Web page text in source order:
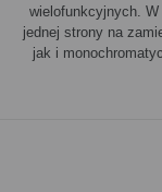
wielofunkcyjnych.
jednej strony na
jak i